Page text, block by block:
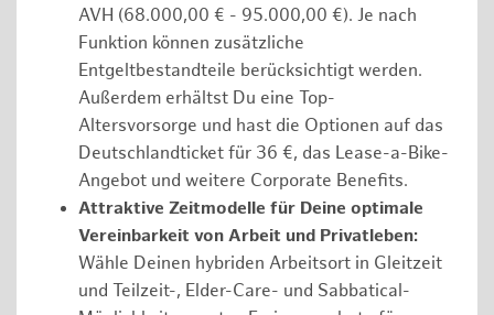
AVH (68.000,00 € - 95.000,00 €). Je nach
Funktion können zusätzliche
Entgeltbestandteile berücksichtigt werden.
Außerdem erhältst Du eine Top-
Altersvorsorge und hast die Optionen auf das
Deutschlandticket für 36 €, das Lease-a-Bike-
Angebot und weitere Corporate Benefits.
Attraktive Zeitmodelle für Deine optimale
Vereinbarkeit von Arbeit und Privatleben:
Wähle Deinen hybriden Arbeitsort in Gleitzeit
und Teilzeit-, Elder-Care- und Sabbatical-